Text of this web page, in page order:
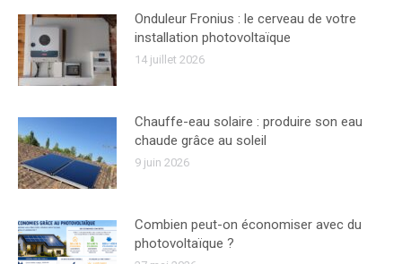
Onduleur Fronius : le cerveau de votre
installation photovoltaïque
14 juillet 2026
Chauffe-eau solaire : produire son eau
chaude grâce au soleil
9 juin 2026
Combien peut-on économiser avec du
photovoltaïque ?